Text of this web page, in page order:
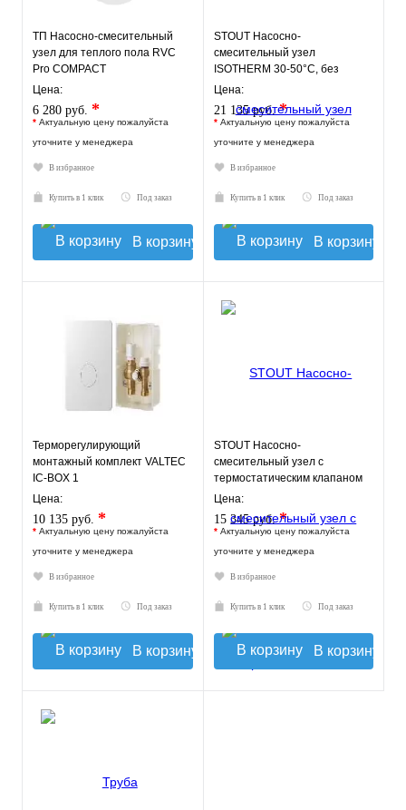
ТП Насосно-смесительный
узел для теплого пола RVC
Pro COMPACT
Цена:
6 280 руб. *
* Актуальную цену пожалуйста
уточните у менеджера
В избранное
Купить в 1 клик Под заказ
В корзину
STOUT Насосно-
смесительный узел
ISOTHERM 30-50°C, без
насоса.
Цена:
21 135 руб.*
* Актуальную цену пожалуйста
уточните у менеджера
В избранное
Купить в 1 клик Под заказ
В корзину
Терморегулирующий
монтажный комплект VALTEC
IC-BOX 1
Цена:
10 135 руб. *
* Актуальную цену пожалуйста
уточните у менеджера
В избранное
Купить в 1 клик Под заказ
В корзину
STOUT Насосно-
смесительный узел с
термостатическим клапаном
20-43°C, с насосом UPSO
Цена:
15 345 руб.*
* Актуальную цену пожалуйста
уточните у менеджера
В избранное
Купить в 1 клик Под заказ
В корзину